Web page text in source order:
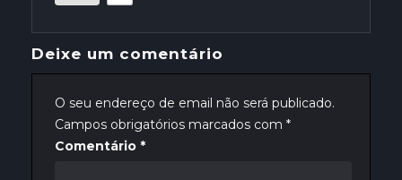
Deixe um comentário
O seu endereço de email não será publicado.
Campos obrigatórios marcados com *
Comentário *